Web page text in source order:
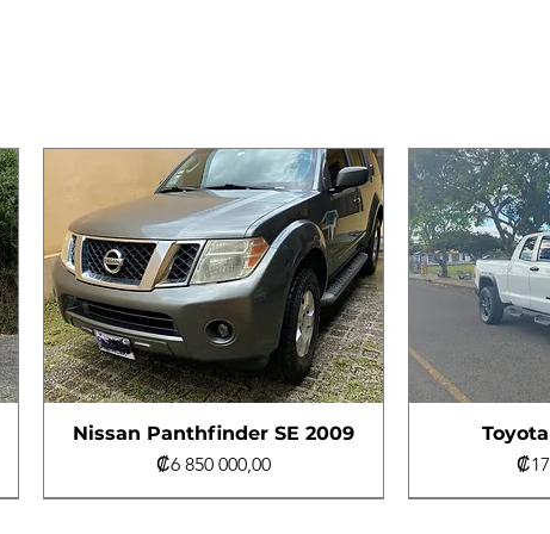
Nissan Panthfinder SE 2009
Precio
₡6 850 000,00